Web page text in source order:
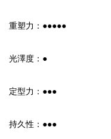
重塑力：●●●●●
光澤度：●
定型力：●●●
持久性：●●●